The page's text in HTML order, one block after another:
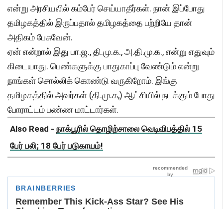
என்று அரசியலில் கம்பேர் செய்யாதீர்கள். நான் இப்போது
தமிழகத்தில் இருப்பதால் தமிழகத்தை பற்றியே தான்
அதிகம் பேசுவேன்.
ஏன் என்றால் இது பா.ஜ., தி.மு.க., அ.தி.மு.க., என்று எதுவும்
கிடையாது. பெண்களுக்கு பாதுகாப்பு வேண்டும் என்று
நாங்கள் சொல்லிக் கொண்டு வருகிறோம். இங்கு
தமிழகத்தில் அவர்கள் (தி.மு.க,) ஆட்சியில் நடக்கும் போது
போராட்டம் பண்ண மாட்டார்கள்.
Also Read - நாக்பூரில் தொழிற்சாலை வெடிவிபத்தில் 15
பேர் பலி; 18 பேர் படுகாயம்!